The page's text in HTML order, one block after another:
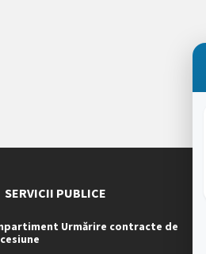
SERVICII PUBLICE
Urmărire contracte de